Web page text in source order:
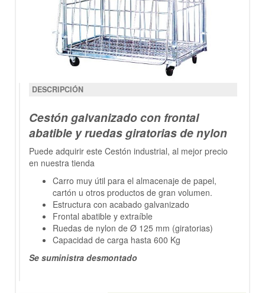
DESCRIPCIÓN
Cestón galvanizado con frontal
abatible y ruedas giratorias de nylon
Puede adquirir este Cestón industrial, al mejor precio
en nuestra tienda
Carro muy útil para el almacenaje de papel,
cartón u otros productos de gran volumen.
Estructura con acabado galvanizado
Frontal abatible y extraíble
Ruedas de nylon de Ø 125 mm (giratorias)
Capacidad de carga hasta 600 Kg
Se suministra desmontado